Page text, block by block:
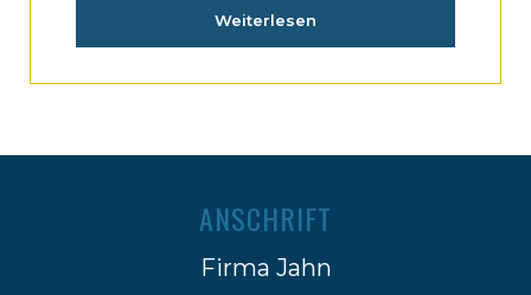
Weiterlesen
ANSCHRIFT
Firma Jahn